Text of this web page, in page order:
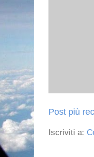
Post più
Iscriviti a: